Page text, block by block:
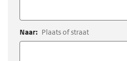
Naar: Plaats of straat